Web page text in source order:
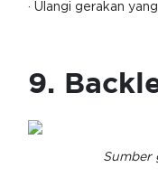
· Ulangi gerakan
9.
Sumber